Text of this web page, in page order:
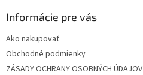
Informácie pre vás
Ako nakupovať
Obchodné podmienky
ZÁSADY OCHRANY OSOBNÝCH ÚDAJOV